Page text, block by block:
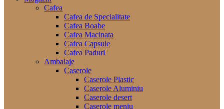
Cafea
Cafea de Specialitate
Cafea Boabe
Cafea Macinata
Cafea Capsule
Cafea Paduri
Ambalaje
Caserole
Caserole Plastic
Caserole Aluminiu
Caserole desert
Caserole meniu